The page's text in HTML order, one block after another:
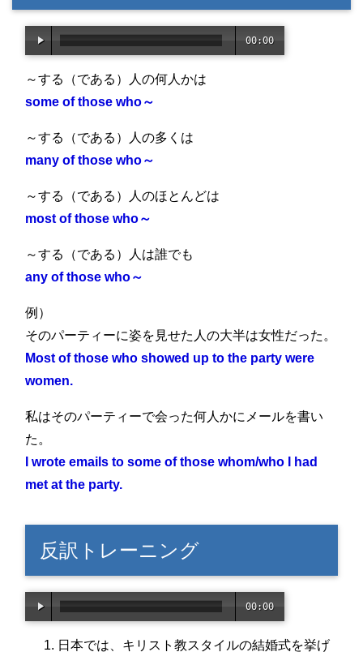
00:00
～する（である）人の何人かは
some of those who～
～する（である）人の多くは
many of those who～
～する（である）人のほとんどは
most of those who～
～する（である）人は誰でも
any of those who～
例）
そのパーティーに姿を見せた人の大半は女性だった。
Most of those who showed up to the party were
women.
私はそのパーティーで会った何人かにメールを書い
た。
I wrote emails to some of those whom/who I had
met at the party.
反訳トレーニング
00:00
日本では、キリスト教スタイルの結婚式を挙げ